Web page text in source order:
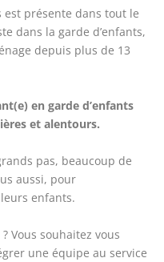
est présente dans tout le
dans la garde d’enfants,
depuis plus de 13
en garde d’enfants
et alentours.
pas, beaucoup de
aussi, pour
enfants.
Vous souhaitez vous
une équipe au service